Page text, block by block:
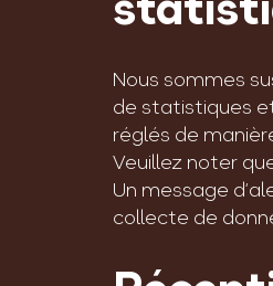
Nous sommes
de statistiques
réglés de
Veuillez noter
Un message
collecte de